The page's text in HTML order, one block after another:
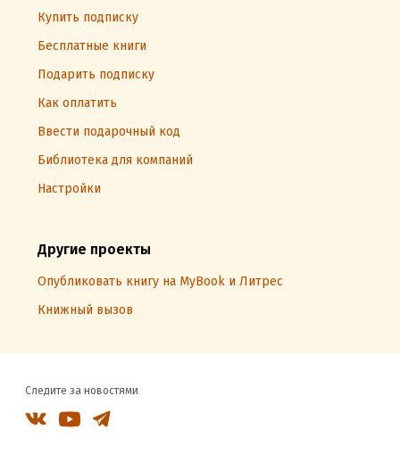
Купить подписку
Бесплатные книги
Подарить подписку
Как оплатить
Ввести подарочный код
Библиотека для компаний
Настройки
Другие проекты
Опубликовать книгу на MyBook и Литрес
Книжный вызов
Следите за новостями